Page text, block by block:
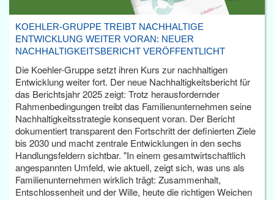
KOEHLER-GRUPPE TREIBT NACHHALTIGE
ENTWICKLUNG WEITER VORAN: NEUER
NACHHALTIGKEITSBERICHT VERÖFFENTLICHT
Die Koehler-Gruppe setzt ihren Kurs zur nachhaltigen
Entwicklung weiter fort. Der neue Nachhaltigkeitsbericht für
das Berichtsjahr 2025 zeigt: Trotz herausfordernder
Rahmenbedingungen treibt das Familienunternehmen seine
Nachhaltigkeitsstrategie konsequent voran. Der Bericht
dokumentiert transparent den Fortschritt der definierten Ziele
bis 2030 und macht zentrale Entwicklungen in den sechs
Handlungsfeldern sichtbar. "In einem gesamtwirtschaftlich
angespannten Umfeld, wie aktuell, zeigt sich, was uns als
Familienunternehmen wirklich trägt: Zusammenhalt,
Entschlossenheit und der Wille, heute die richtigen Weichen